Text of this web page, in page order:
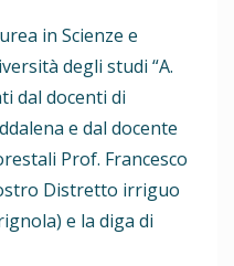
in Scienze e
degli studi “A.
dal docenti di
e dal docente
Prof. Francesco
Distretto irriguo
e la diga di